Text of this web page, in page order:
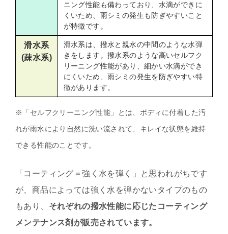
ニング性能も備わっており、水滴ができに
くいため、雨シミの発生も防ぎやすいこと
が特徴です。
滑水系
(疎水系)
滑水系は、撥水と親水の中間のような水弾
きをします。撥水系のような高いセルフク
リーニング性能があり、細かい水滴ができ
にくいため、雨シミの発生を防ぎやすい特
徴があります。
※「セルフクリーニング性能」とは、ボディに付着した汚
れが雨水により自然に洗い流されて、キレイな状態を維持
できる性能のことです。
「コーティング＝強く水を弾く」と思われがちです
が、商品によっては強く水を弾かないタイプのもの
もあり、 それぞれの撥水性能に応じたコーティング
メンテナンス剤が販売されています。